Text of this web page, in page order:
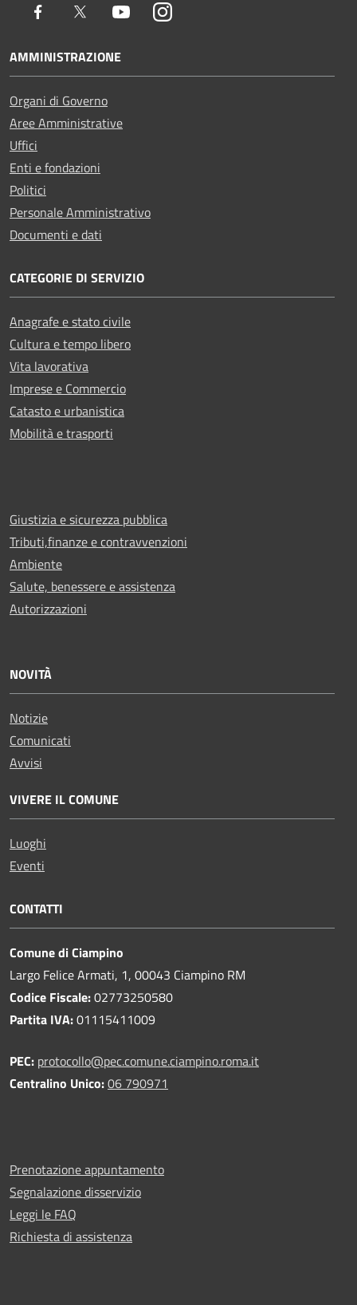
Facebook Twitter YoutubeInstagram
AMMINISTRAZIONE
Organi di Governo
Aree Amministrative
Uffici
Enti e fondazioni
Politici
Personale Amministrativo
Documenti e dati
CATEGORIE DI SERVIZIO
Anagrafe e stato civile
Cultura e tempo libero
Vita lavorativa
Imprese e Commercio
Catasto e urbanistica
Mobilità e trasporti
Giustizia e sicurezza pubblica
Tributi,finanze e contravvenzioni
Ambiente
Salute, benessere e assistenza
Autorizzazioni
NOVITÀ
Notizie
Comunicati
Avvisi
VIVERE IL COMUNE
Luoghi
Eventi
CONTATTI
Comune di Ciampino
Largo Felice Armati, 1, 00043 Ciampino RM
Codice Fiscale:02773250580
Partita IVA:01115411009
PEC: protocollo@pec.comune.ciampino.roma.it
Centralino Unico:06 790971
Prenotazione appuntamento
Segnalazione disservizio
Leggi le FAQ
Richiesta di assistenza